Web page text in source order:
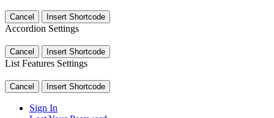
Cancel Insert Shortcode
Accordion Settings
Cancel Insert Shortcode
List Features Settings
Cancel Insert Shortcode
Sign In